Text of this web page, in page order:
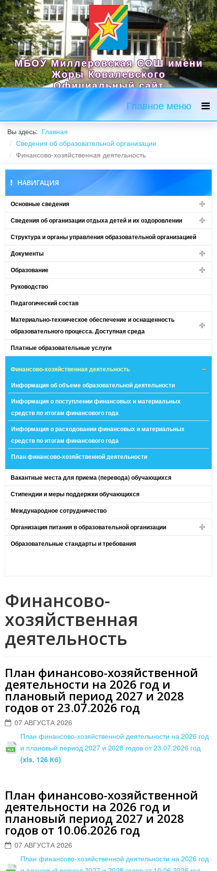
МБОУ Миллеровская СОШ имени
Жоры Ковалевского
Официальный сайт
Главное меню
Вы здесь: Главная
Сведения об образовательной организации
Финансово-хозяйственная деятельность
НАВИГАЦИЯ
Основные сведения
Сведения об организации отдыха детей и их оздоровлении
Структура и органы управления образовательной организацией
Документы
Образование
Руководство
Педагогический состав
Материально-техническое обеспечение и оснащенность
образовательного процесса. Доступная среда
Платные образовательные услуги
Финансово-хозяйственная деятельность
Информация об объеме образовательной деятельности
Информация о поступлении финансовых и материальных
средств по итогам финансового года
Информация о расходовании финансовых и материальных
средств по итогам финансового года
План финансово-хозяйственной деятельности
Вакантные места для приема (перевода) обучающихся
Стипендии и меры поддержки обучающихся
Международное сотрудничество
Организация питания в образовательной организации
Образовательные стандарты и требования
Финансово-
хозяйственная
деятельность
План финансово-хозяйственной
деятельности на 2026 год и
плановый период 2027 и 2028
годов от 23.07.2026 год
07 АВГУСТА 2026
План финансово-хозяйственной деятельности на 2026 год
и плановый период 2027 и 2028 годов от 23.07.2026 год
(xls, 126 Кб)
План финансово-хозяйственной
деятельности на 2026 год и
плановый период 2027 и 2028
годов от 10.06.2026 год
07 АВГУСТА 2026
План финансово-хозяйственной деятельности на 2026 год